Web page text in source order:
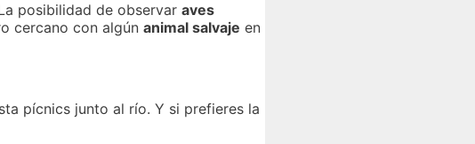
posibilidad de observar aves
cercano con algún animal salvaje en
pícnics junto al río. Y si prefieres la